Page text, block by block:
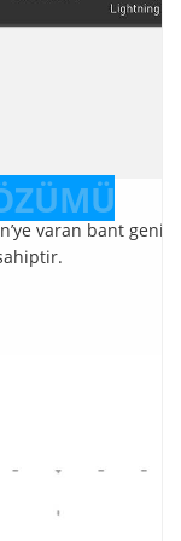
varan bant